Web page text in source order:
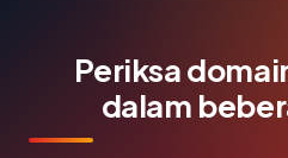
Periksa
dalam